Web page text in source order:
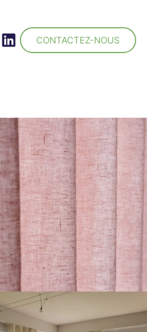
CONTACTEZ-NOUS